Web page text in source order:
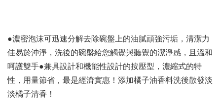
●濃密泡沫可迅速分解去除碗盤上的油膩頑強污垢，清潔力
佳易於沖淨，洗後的碗盤給您觸覺與聽覺的潔淨感，且溫和
呵護雙手●兼具設計和機能性設計的按壓型，濃縮式的特
性，用量節省，最是經濟實惠！添加橘子油香料洗後散發淡
淡橘子清香！